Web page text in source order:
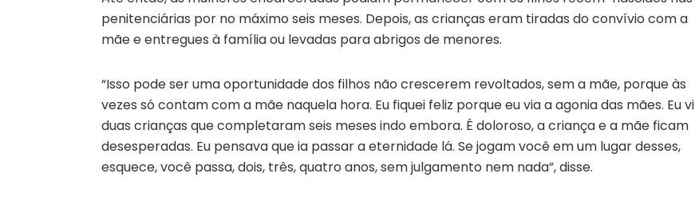
penitenciárias por no máximo seis meses. Depois, as crianças eram tiradas do convívio com a
mãe e entregues à família ou levadas para abrigos de menores.
“Isso pode ser uma oportunidade dos filhos não crescerem revoltados, sem a mãe, porque às
vezes só contam com a mãe naquela hora. Eu fiquei feliz porque eu via a agonia das mães. Eu vi
duas crianças que completaram seis meses indo embora. É doloroso, a criança e a mãe ficam
desesperadas. Eu pensava que ia passar a eternidade lá. Se jogam você em um lugar desses,
esquece, você passa, dois, três, quatro anos, sem julgamento nem nada”, disse.